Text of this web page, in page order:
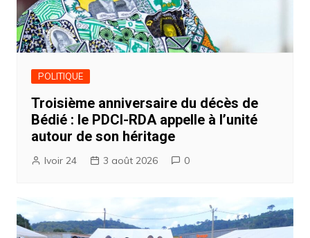
POLITIQUE
Troisième anniversaire du décès de
Bédié : le PDCI-RDA appelle à l’unité
autour de son héritage
Ivoir 24 3 août 2026 0